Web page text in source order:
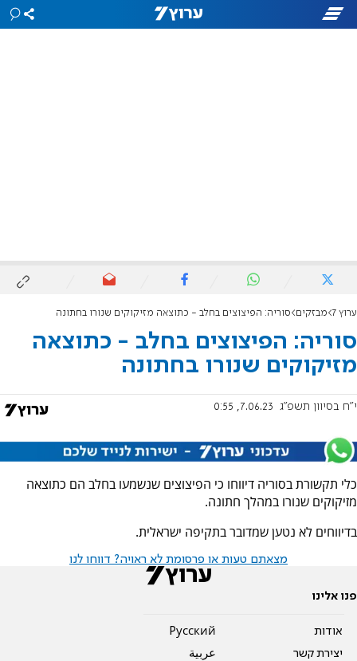
ערוץ 7 מבזקים סוריה: הפיצוצים בחלב - כתוצאה מזיקוקים שנורו בחתונה
סוריה: הפיצוצים בחלב - כתוצאה
מזיקוקים שנורו בחתונה
י"ח בסיוון תשפ"ג 7.06.23, 0:55
כלי תקשורת בסוריה דיווחו כי הפיצוצים שנשמעו בחלב הם כתוצאה
מזיקוקים שנורו במהלך חתונה.
בדיווחים לא נטען שמדובר בתקיפה ישראלית.
מצאתם טעות או פרסומת לא ראויה? דווחו לנו
פנו אלינו
אודות
יצירת קשר
Pусский
عربية